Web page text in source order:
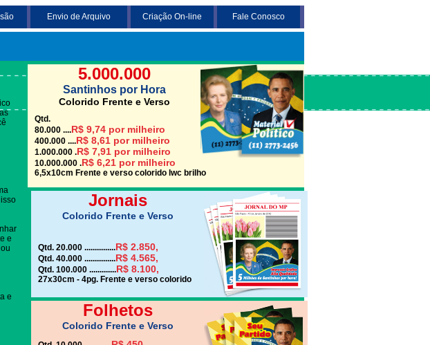
Envio de Arquivo Criação On-line Fale Conosco
e
e
5.000.000
Santinhos por Hora
Colorido Frente e Verso
Qtd.
80.000 ....R$ 9,74 por milheiro
400.000 ....R$ 8,61 por milheiro
1.000.000 .R$ 7,91 por milheiro
10.000.000 .R$ 6,21 por milheiro
6,5x10cm Frente e verso colorido lwc brilho
Jornais
Colorido Frente e Verso
Qtd. 20.000 ...............R$ 2.850,
Qtd. 40.000 ...............R$ 4.565,
Qtd. 100.000 .............R$ 8.100,
27x30cm - 4pg. Frente e verso colorido
Folhetos
Colorido Frente e Verso